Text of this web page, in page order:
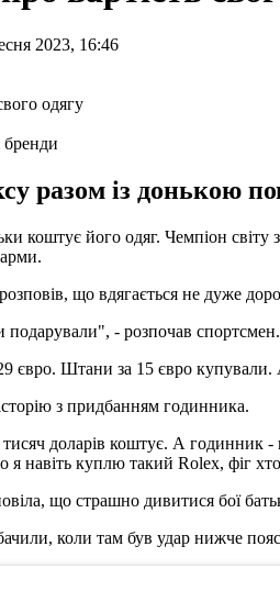
2023, 16:46
бренди
разом із донькою
коштує його одяг. Чемпіон
що вдягається не дуже
- розпочав спортсмен.
євро. Штани за 15 євро купували.
з придбанням годинника.
доларів коштує. А годинник
навіть куплю такий Rolex, фіг
що страшно дивитися бої
коли там був удар нижче